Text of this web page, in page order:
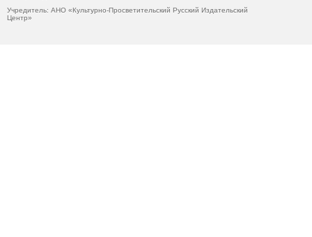
Учредитель: АНО «Культурно-Просветительский Русский Издательский
Центр»